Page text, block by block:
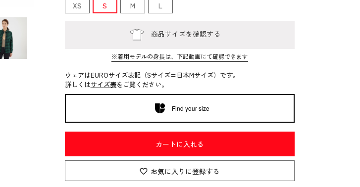
XS
S M L
商品サイズを確認する
※着用モデルの身長は、下記動画にて確認できます
ウェアはEUROサイズ表記（Sサイズ=日本Mサイズ）です。
詳しくはサイズ表をご覧ください。
Find your size
カートに入れる
お気に入りに登録する